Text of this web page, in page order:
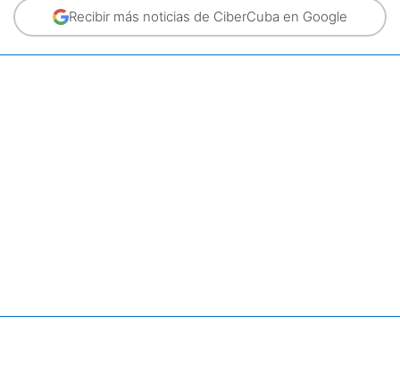
Recibir más noticias de CiberCuba en Google